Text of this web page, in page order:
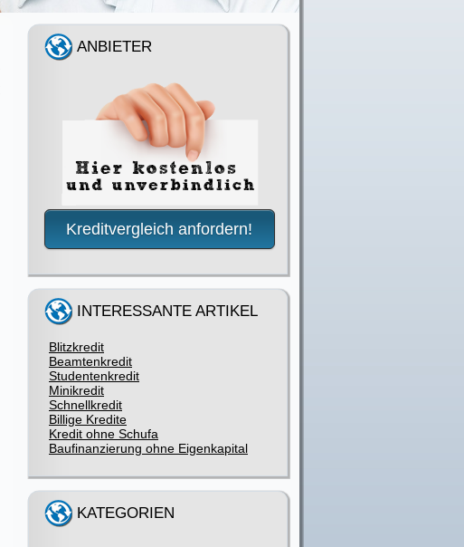
ANBIETER
Kreditvergleich anfordern!
INTERESSANTE ARTIKEL
Blitzkredit
Beamtenkredit
Studentenkredit
Minikredit
Schnellkredit
Billige Kredite
Kredit ohne Schufa
Baufinanzierung ohne Eigenkapital
KATEGORIEN